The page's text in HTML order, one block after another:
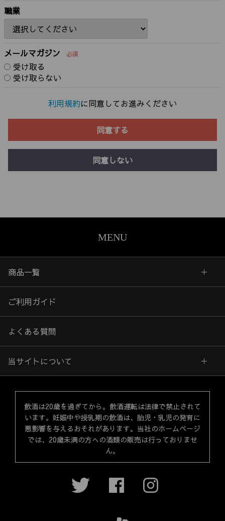
職業
メールマガジン 必須
受け取る
受け取らない
利用規約に同意してお進みください
同意する
同意しない
MENU
商品一覧
ご利用ガイド
よくある質問
当サイトについて
飲酒は20歳を過ぎてから。飲酒運転は法律で禁止されて
います。妊娠中や授乳期の飲酒は、胎児・乳児の発育に
悪影響を与えるおそれがあります。当社のホームページ
では、20歳未満の方への酒類の販売は行っておりませ
ん。